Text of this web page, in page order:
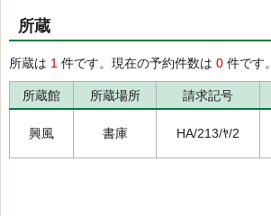
所蔵
所蔵は 1 件です。現在の予約件数は 0 件です。
所蔵館 所蔵場所 請求記号
興風 書庫 HA/213/ﾔ/2